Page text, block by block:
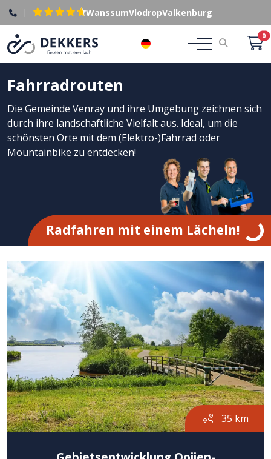
| WanssumVlodropValkenburg
0
Fahrradrouten
Die Gemeinde Venray und ihre Umgebung zeichnen sich
durch ihre landschaftliche Vielfalt aus. Ideal, um die
schönsten Orte mit dem (Elektro-)Fahrrad oder
Mountainbike zu entdecken!
Radfahren mit einem Lächeln!
35 km